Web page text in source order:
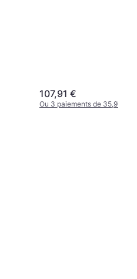
107,91 €
Ou 3 paiements de 35,97 €